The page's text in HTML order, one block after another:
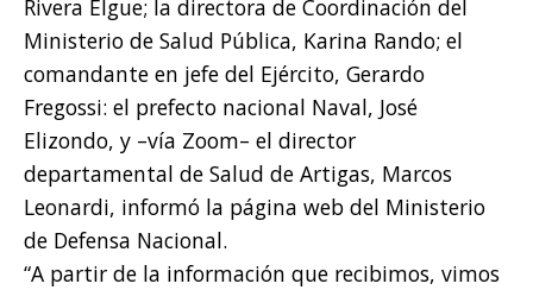
Rivera Elgue; la directora de Coordinación del
Ministerio de Salud Pública, Karina Rando; el
comandante en jefe del Ejército, Gerardo
Fregossi: el prefecto nacional Naval, José
Elizondo, y –vía Zoom– el director
departamental de Salud de Artigas, Marcos
Leonardi, informó la página web del Ministerio
de Defensa Nacional.
“A partir de la información que recibimos, vimos